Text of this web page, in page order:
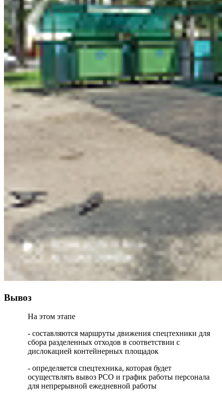
Вывоз
На этом этапе
- составляются маршруты движения спецтехники для
сбора разделенных отходов в соответствии с
дислокацией контейнерных площадок
- определяется спецтехника, которая будет
осуществлять вывоз РСО и график работы персонала
для непрерывной ежедневной работы